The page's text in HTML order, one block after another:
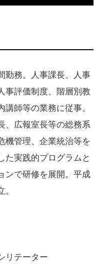
勤務。人事課長、人事
事評価制度、階層別教
師等の業務に従事。
、広報室長等の総務系
機管理、企業統治等を
た実践的プログラムと
ンで研修を展開。平成
リテーター